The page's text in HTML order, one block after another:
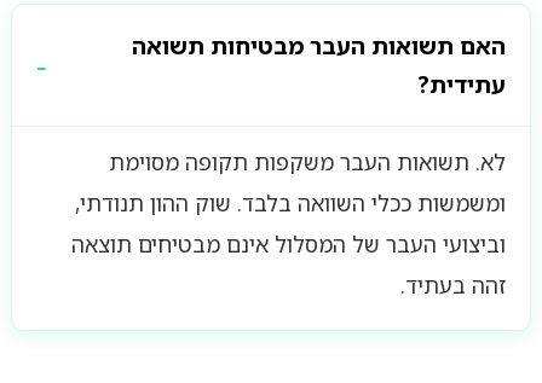
האם תשואות העבר מבטיחות תשואה
עתידית?
לא. תשואות העבר משקפות תקופה מסוימת
ומשמשות ככלי השוואה בלבד. שוק ההון תנודתי,
וביצועי העבר של המסלול אינם מבטיחים תוצאה
זהה בעתיד.